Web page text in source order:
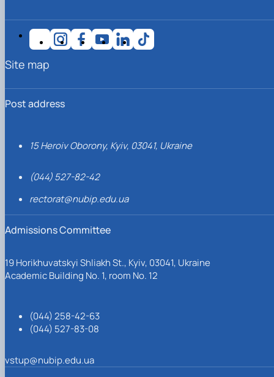
Post address
15 Heroiv Oborony, Kyiv, 03041, Ukraine
(044) 527-82-42
rectorat@nubip.edu.ua
Admissions Committee
19 Horikhuvatskyi Shliakh St., Kyiv, 03041, Ukraine
Academic Building No. 1, room No. 12
(044) 258-42-63
(044) 527-83-08
vstup@nubip.edu.ua
Site map